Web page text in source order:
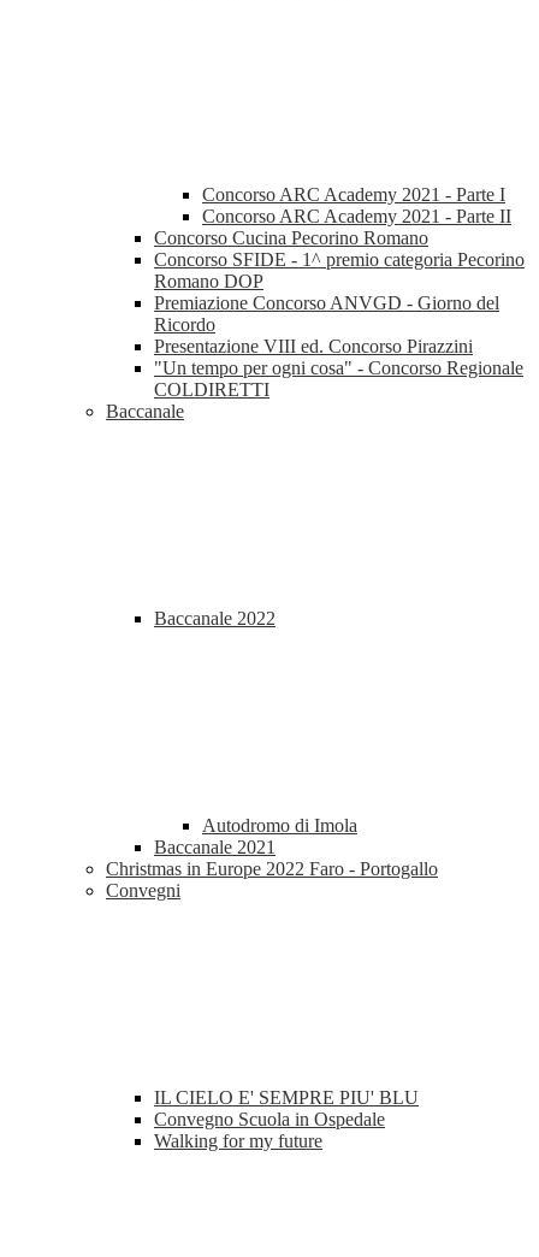
Concorso ARC Academy 2021 - Parte I
Concorso ARC Academy 2021 - Parte II
Concorso Cucina Pecorino Romano
Concorso SFIDE - 1^ premio categoria Pecorino
Romano DOP
Premiazione Concorso ANVGD - Giorno del
Ricordo
Presentazione VIII ed. Concorso Pirazzini
"Un tempo per ogni cosa" - Concorso Regionale
COLDIRETTI
Baccanale
Baccanale 2022
Autodromo di Imola
Baccanale 2021
Christmas in Europe 2022 Faro - Portogallo
Convegni
IL CIELO E' SEMPRE PIU' BLU
Convegno Scuola in Ospedale
Walking for my future